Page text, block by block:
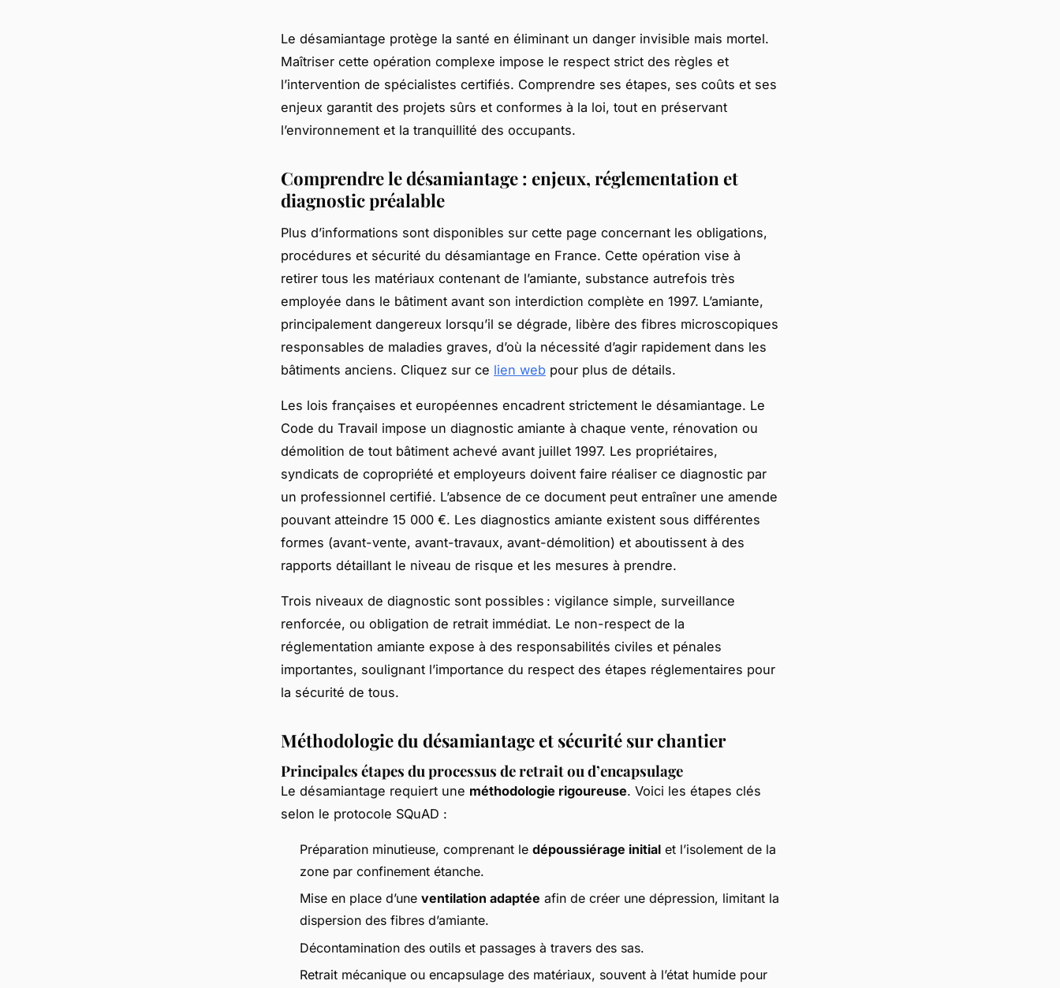
Le désamiantage protège la santé en éliminant un danger invisible mais mortel.
Maîtriser cette opération complexe impose le respect strict des règles et
l’intervention de spécialistes certifiés. Comprendre ses étapes, ses coûts et ses
enjeux garantit des projets sûrs et conformes à la loi, tout en préservant
l’environnement et la tranquillité des occupants.
Comprendre le désamiantage : enjeux, réglementation et
diagnostic préalable
Plus d’informations sont disponibles sur cette page concernant les obligations,
procédures et sécurité du désamiantage en France. Cette opération vise à
retirer tous les matériaux contenant de l’amiante, substance autrefois très
employée dans le bâtiment avant son interdiction complète en 1997. L’amiante,
principalement dangereux lorsqu’il se dégrade, libère des fibres microscopiques
responsables de maladies graves, d’où la nécessité d’agir rapidement dans les
bâtiments anciens. Cliquez sur ce lien web pour plus de détails.
Les lois françaises et européennes encadrent strictement le désamiantage. Le
Code du Travail impose un diagnostic amiante à chaque vente, rénovation ou
démolition de tout bâtiment achevé avant juillet 1997. Les propriétaires,
syndicats de copropriété et employeurs doivent faire réaliser ce diagnostic par
un professionnel certifié. L’absence de ce document peut entraîner une amende
pouvant atteindre 15 000 €. Les diagnostics amiante existent sous différentes
formes (avant-vente, avant-travaux, avant-démolition) et aboutissent à des
rapports détaillant le niveau de risque et les mesures à prendre.
Trois niveaux de diagnostic sont possibles : vigilance simple, surveillance
renforcée, ou obligation de retrait immédiat. Le non-respect de la
réglementation amiante expose à des responsabilités civiles et pénales
importantes, soulignant l’importance du respect des étapes réglementaires pour
la sécurité de tous.
Méthodologie du désamiantage et sécurité sur chantier
Principales étapes du processus de retrait ou d’encapsulage
Le désamiantage requiert une méthodologie rigoureuse. Voici les étapes clés
selon le protocole SQuAD :
Préparation minutieuse, comprenant le dépoussiérage initial et l’isolement de la
zone par confinement étanche.
Mise en place d’une ventilation adaptée afin de créer une dépression, limitant la
dispersion des fibres d’amiante.
Décontamination des outils et passages à travers des sas.
Retrait mécanique ou encapsulage des matériaux, souvent à l’état humide pour